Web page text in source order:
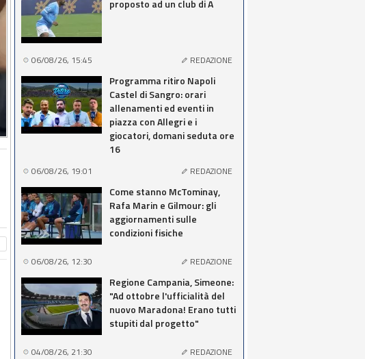
proposto ad un club di A
06/08/26, 15:45 REDAZIONE
Programma ritiro Napoli
Castel di Sangro: orari
allenamenti ed eventi in
piazza con Allegri e i
giocatori, domani seduta ore
16
06/08/26, 19:01 REDAZIONE
Come stanno McTominay,
Rafa Marin e Gilmour: gli
aggiornamenti sulle
condizioni fisiche
06/08/26, 12:30 REDAZIONE
Regione Campania, Simeone:
"Ad ottobre l'ufficialità del
nuovo Maradona! Erano tutti
stupiti dal progetto"
04/08/26, 21:30 REDAZIONE